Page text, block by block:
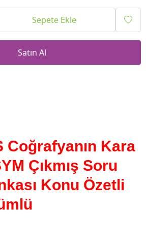
Sepete Ekle
Satın Al
Coğrafyanın Kara
Çıkmış Soru
Konu Özetli